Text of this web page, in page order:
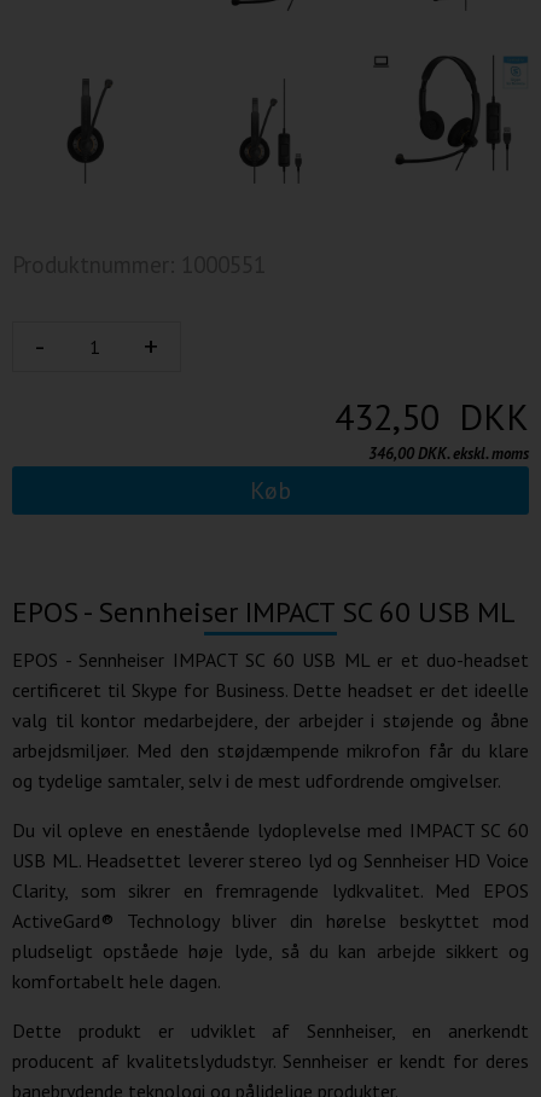
432,50 DKK
346,00 DKK. ekskl. moms
Køb
EPOS - Sennheiser IMPACT SC 60 USB ML
EPOS - Sennheiser IMPACT SC 60 USB ML er et duo-headset
certificeret til Skype for Business. Dette headset er det ideelle
valg til kontor medarbejdere, der arbejder i støjende og åbne
arbejdsmiljøer. Med den støjdæmpende mikrofon får du klare
og tydelige samtaler, selv i de mest udfordrende omgivelser.
Du vil opleve en enestående lydoplevelse med IMPACT SC 60
USB ML. Headsettet leverer stereo lyd og Sennheiser HD Voice
Clarity, som sikrer en fremragende lydkvalitet. Med EPOS
ActiveGard® Technology bliver din hørelse beskyttet mod
pludseligt opståede høje lyde, så du kan arbejde sikkert og
komfortabelt hele dagen.
Dette produkt er udviklet af Sennheiser, en anerkendt
producent af kvalitetslydudstyr. Sennheiser er kendt for deres
banebrydende teknologi og pålidelige produkter.